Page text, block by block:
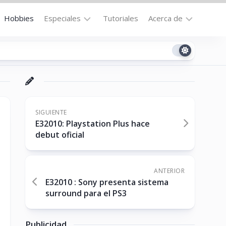
Hobbies Especiales
la
Destacados
Downloads
No-
Tutoriales Acerca de
Contacto
(US)
SIGUIENTE
E32010: Playstation Plus hace
debut oficial
ANTERIOR
E32010 : Sony presenta sistema
surround para el PS3